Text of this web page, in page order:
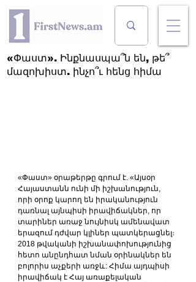
«Փաստ». Ինքնասպա՞ն են, թե՞
մազոխիստ. ինչո՞ւ հենց հիմա
«Փաստ» օրաթերթը գրում է. «Այսօր
Հայաստանն ունի մի իշխանություն,
որի օրոք կարող են իրականություն
դառնալ այնպիսի իրավիճակներ, որ
տարիներ առաջ նույնիսկ ամենավատ
երազում դժվար կլիներ պատկերացնել։
2018 թվականի իշխանափոխությունից
հետո անընդհատ նման օրինակներ են
բոլորիս աչքերի առջև: Հիմա այդպիսի
իրավիճակ է Հայ առաքելական